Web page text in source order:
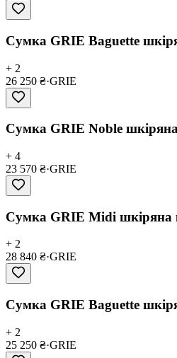
Сумка GRIE Baguette
+ 2
26 250 ₴·GRIE
Сумка GRIE Noble
+ 4
23 570 ₴·GRIE
Сумка GRIE Midi шкіряна
+ 2
28 840 ₴·GRIE
Сумка GRIE Baguette
+ 2
25 250 ₴·GRIE